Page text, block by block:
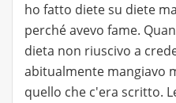
ho fatto diete su diete
perché avevo fame.
dieta non riuscivo a
abitualmente mangiavo
quello che c'era scritto.